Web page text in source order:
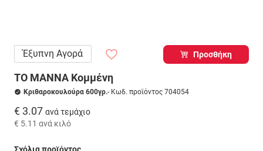
Έξυπνη Αγορά Προσθήκη
ΤΟ ΜΑΝΝΑ Κομμένη
Κριθαροκουλούρα 600γρ.- Κωδ. προϊόντος 704054
€ 3.07 ανά τεμάχιο
€ 5.11 ανά κιλό